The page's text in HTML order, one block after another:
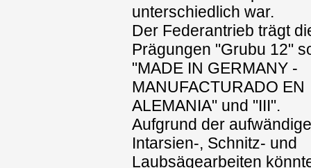
unterschiedlich war.
Der Federantrieb trägt
Prägungen "Grubu 12"
"MADE IN GERMANY -
MANUFACTURADO EN
ALEMANIA" und "III".
Aufgrund der
Intarsien-, Schnitz- und
Laubsägearbeiten